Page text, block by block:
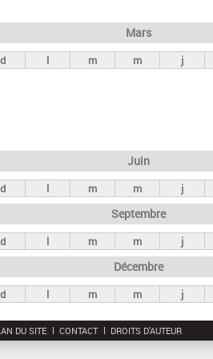
r
c
Mars
d l m m j
Juin
d l m m j
Septembre
d l m m j
Décembre
d l m m j
DU SITE CONTACT DROITS D'AUTEUR